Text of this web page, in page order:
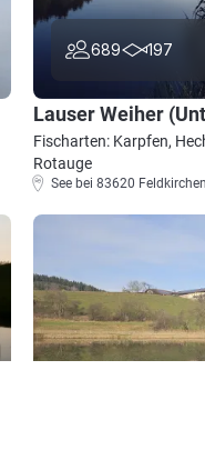
689 197
Lauser Weiher
Fischarten: Karpfen,
Rotauge
See bei 83620